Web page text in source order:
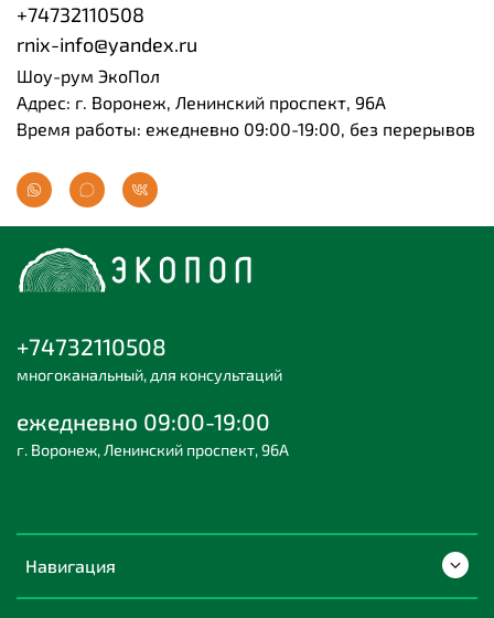
+74732110508
rnix-info@yandex.ru
Шоу-рум ЭкоПол
Адрес: г. Воронеж, Ленинский проспект, 96А
Время работы: ежедневно 09:00-19:00, без перерывов
Навигация
+74732110508
многоканальный, для консультаций
ежедневно 09:00-19:00
г. Воронеж, Ленинский проспект, 96А